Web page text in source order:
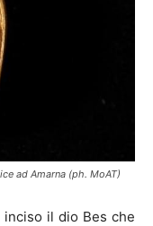
ad Amarna (ph. MoAT)
il dio Bes che